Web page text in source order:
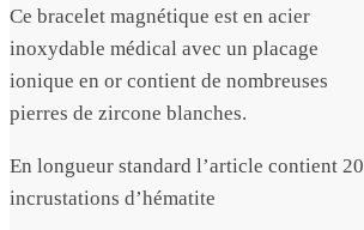
Ce bracelet magnétique est en acier
inoxydable médical avec un placage
ionique en or contient de nombreuses
pierres de zircone blanches.
En longueur standard l’article contient 20
incrustations d’hématite